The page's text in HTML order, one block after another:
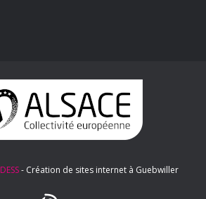
- Création de sites internet à Guebwiller